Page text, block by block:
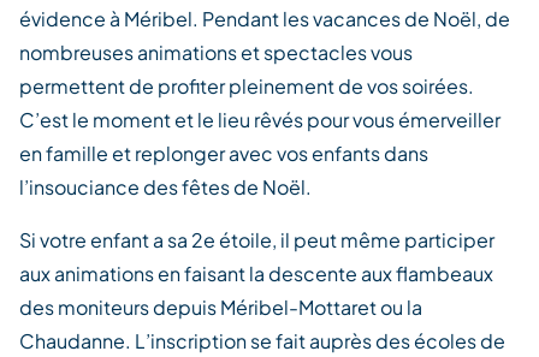
évidence à Méribel. Pendant les vacances de Noël, de
nombreuses animations et spectacles vous
permettent de profiter pleinement de vos soirées.
C’est le moment et le lieu rêvés pour vous émerveiller
en famille et replonger avec vos enfants dans
l’insouciance des fêtes de Noël.
Si votre enfant a sa 2e étoile, il peut même participer
aux animations en faisant la descente aux flambeaux
des moniteurs depuis Méribel-Mottaret ou la
Chaudanne. L’inscription se fait auprès des écoles de